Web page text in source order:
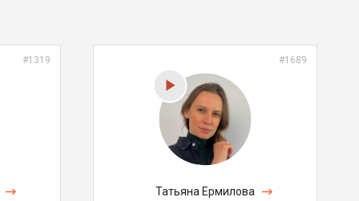
#1319 #1689
Татьяна Ермилова